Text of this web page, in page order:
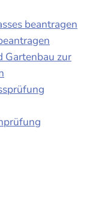
beantragen
Gartenbau zur